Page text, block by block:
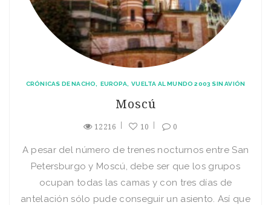
CRÓNICAS DE NACHO EUROPA VUELTA AL MUNDO 2003 SIN AVIÓN
Moscú
12216 10 0
A pesar del número de trenes nocturnos entre San
Petersburgo y Moscú, debe ser que los grupos
ocupan todas las camas y con tres dí­as de
antelación sólo pude conseguir un asiento. Así­ que